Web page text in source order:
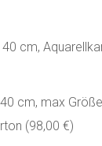
cm,
cm, max
(98,00 €)